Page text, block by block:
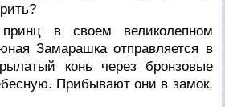
в своем великолепном
Замарашка отправляется в
конь через бронзовые
Прибывают они в замок,